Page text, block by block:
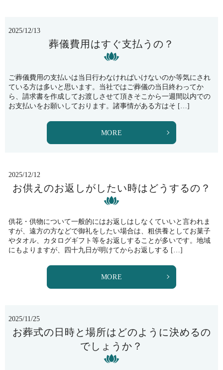
2025/12/13
葬儀費用はすぐ支払うの？
ご葬儀費用の支払いは当日行わなければいけないのか等気にされ
ている方は多いと思います。当社ではご葬儀の当日終わってか
ら、請求書を作成してお渡しさせて頂きそこから一週間以内での
お支払いをお願いしております。諸事情がある方はそ […]
MORE
2025/12/12
お供えのお返しがしたい時はどうするの？
供花・供物について一般的にはお返しはしなくていいと言われま
すが、遠方の方などで御礼をしたい場合は、粗供養としてお菓子
やタオル、カタログギフト等をお返しすることが多いです。地域
にもよりますが、四十九日が明けてからお返しする […]
MORE
2025/11/25
お葬式の日時と場所はどのように決めるの
でしょうか？